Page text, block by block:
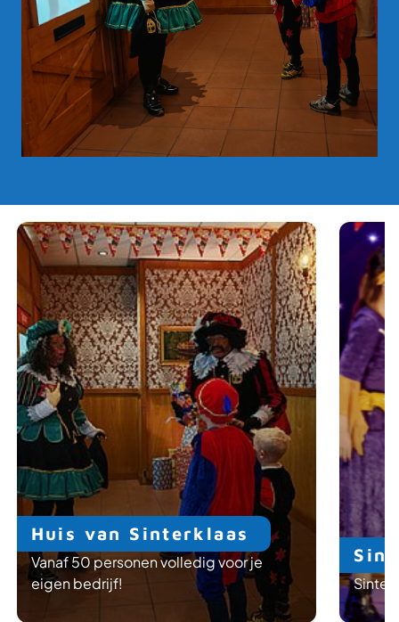
Huis van Sinterklaas
Vanaf 50 personen volledig voor je
eigen bedrijf!